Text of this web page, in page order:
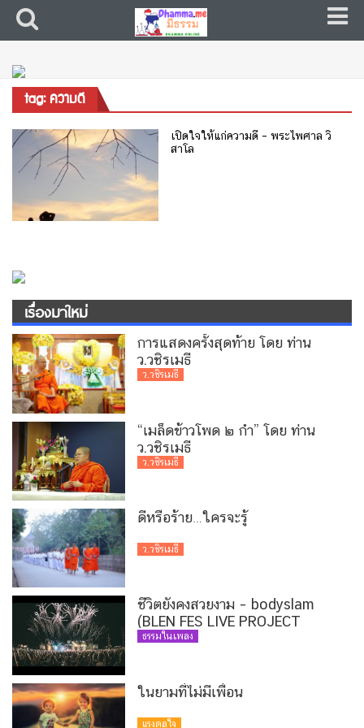
tag: ความดี
เปิดใจให้แก่ความดี – พระไพศาล วิ
สาโล
เรื่องมาใหม่
การแสดงครั้งสุดท้าย โดย ท่าน
ว.วชิรเมธี
ว.วชิรเมธี
“เมล็ดข้าวโพด ๒ กำ” โดย ท่าน
ว.วชิรเมธี
ว.วชิรเมธี
ดีหรือร้าย…ใครจะรู้
ว.วชิรเมธี
ชีวิตยังคงสวยงาม – bodyslam
(BLEN FES LIVE PROJECT
VERSION)
ธรรมในเพลง
ในยามที่ไม่มีเพื่อน
แรงดลใจ